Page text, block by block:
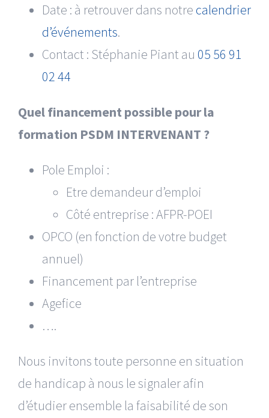
Date : à retrouver dans notre calendrier
d’événements.
Contact : Stéphanie Piant au 05 56 91
02 44
Quel financement possible pour la
formation PSDM INTERVENANT ?
Pole Emploi :
Etre demandeur d’emploi
Côté entreprise : AFPR-POEI
OPCO (en fonction de votre budget
annuel)
Financement par l’entreprise
Agefice
….
Nous invitons toute personne en situation
de handicap à nous le signaler afin
d’étudier ensemble la faisabilité de son